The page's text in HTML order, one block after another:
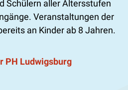
Schülern aller Altersstufen
Veranstaltungen der
an Kinder ab 8 Jahren.
PH Ludwigsburg